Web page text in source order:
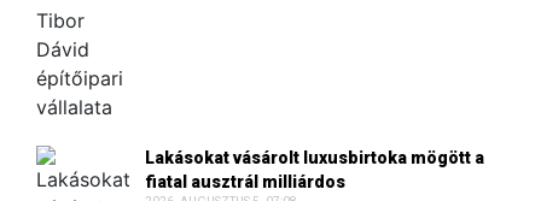
Lakásokat vásárolt luxusbirtoka mögött a
fiatal ausztrál milliárdos